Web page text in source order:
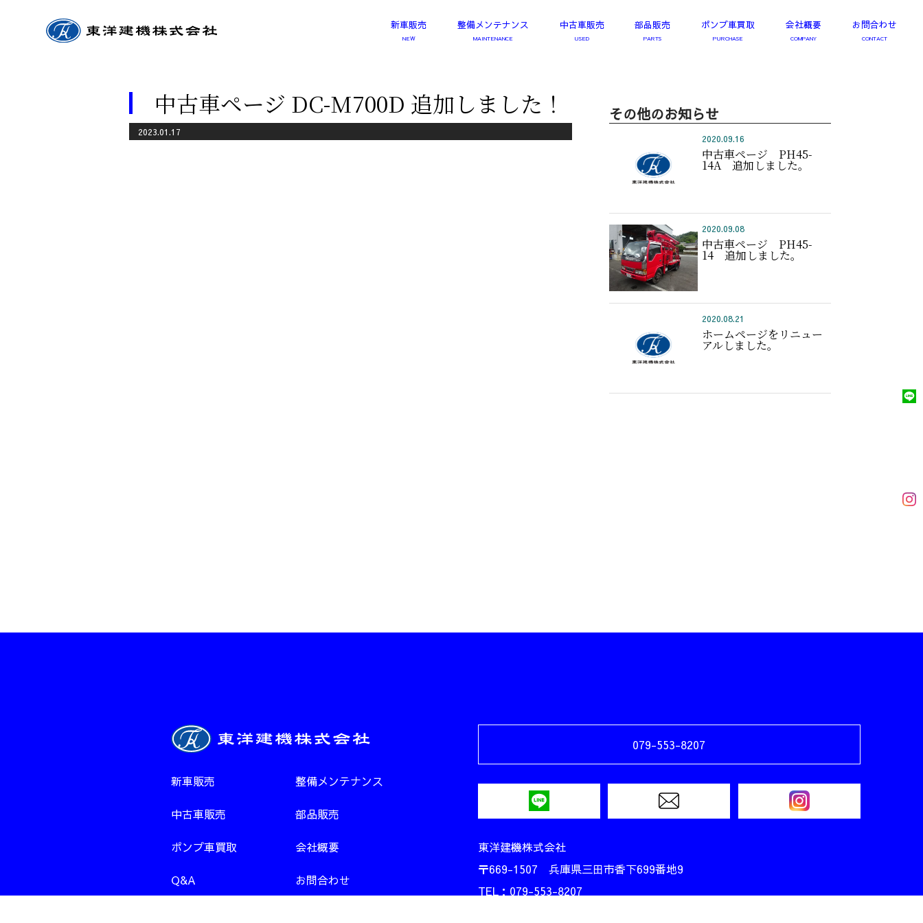
新車販売 整備メンテナンス 中古車販売 部品販売 ポンプ車買取 会社概要 お問合わせ
中古車ページ DC-M700D 追加しました！
2023.01.17
その他のお知らせ
2020.09.16
中古車ページ PH45-
14A 追加しました。
2020.09.08
中古車ページ PH45-
14 追加しました。
2020.08.21
ホームページをリニュー
アルしました。
新車販売 整備メンテナンス
中古車販売 部品販売
ポンプ車買取 会社概要
Q&A お問合わせ
079-553-8207
東洋建機株式会社
〒669-1507 兵庫県三田市香下699番地9
TEL：079-553-8207